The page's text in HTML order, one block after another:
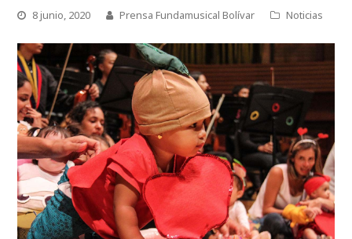
8 junio, 2020 Prensa Fundamusical Bolívar Noticias